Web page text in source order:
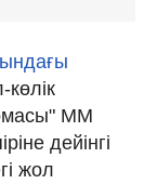
көлік
ММ
дейінгі
жол